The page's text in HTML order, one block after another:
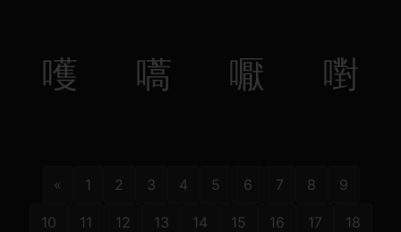
嚄 嚆 嚈 嚉
« 1 2 3 4 5 6 7 8 9
10 11 12 13 14 15 16 17 18